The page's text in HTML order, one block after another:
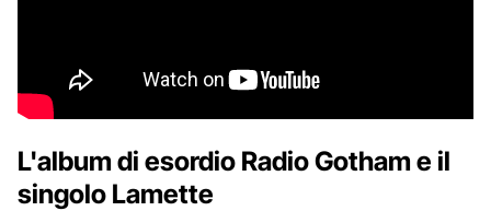
L'album di esordio Radio Gotham e il
singolo Lamette